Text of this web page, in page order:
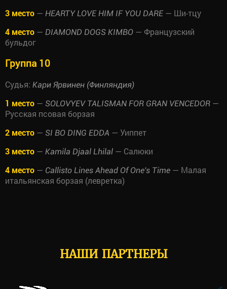
3 место — HEARTY LOVE HIM IF YOU DARE — Ши-тцу
4 место — DIAMOND DOGS KIMBO — Французский
бульдог
Группа 10
Судья: Кари Ярвинен (Финляндия)
1 место — SOLOVYEV TALISMAN FOR GRAN VENCEDOR —
Русская псовая борзая
2 место — SI BO DING EDDA — Уиппет
3 место — Kamila Djaal Lhilal — Салюки
4 место — Callisto Lines Ahead Of One's Time — Малая
итальянская борзая (левретка)
НАШИ ПАРТНЕРЫ